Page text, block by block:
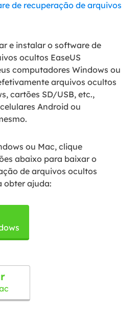
de recuperação de arquivos
e instalar o software de
ocultos EaseUS
computadores Windows ou
arquivos ocultos
cartões SD/USB, etc.,
Android ou
ou Mac, clique
abaixo para baixar o
de arquivos ocultos
obter ajuda: